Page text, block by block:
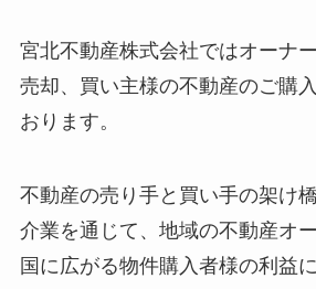
宮北不動産株式会社ではオーナ
売却、買い主様の不動産のご購
おります。
不動産の売り手と買い手の架け
介業を通じて、地域の不動産オ
国に広がる物件購入者様の利益